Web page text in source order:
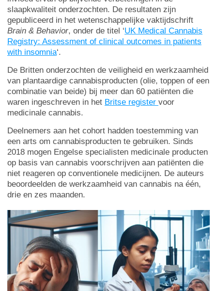
slaapkwaliteit onderzochten. De resultaten zijn
gepubliceerd in het wetenschappelijke vaktijdschrift
Brain & Behavior, onder de titel ‘UK Medical Cannabis
Registry: Assessment of clinical outcomes in patients
with insomnia‘.
De Britten onderzochten de veiligheid en werkzaamheid
van plantaardige cannabisproducten (olie, toppen of een
combinatie van beide) bij meer dan 60 patiënten die
waren ingeschreven in het Britse register voor
medicinale cannabis.
Deelnemers aan het cohort hadden toestemming van
een arts om cannabisproducten te gebruiken. Sinds
2018 mogen Engelse specialisten medicinale producten
op basis van cannabis voorschrijven aan patiënten die
niet reageren op conventionele medicijnen. De auteurs
beoordeelden de werkzaamheid van cannabis na één,
drie en zes maanden.